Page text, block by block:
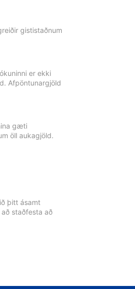
gististaðnum
er ekki
Afpöntunargjöld
gæti
öll aukagjöld.
þitt ásamt
staðfesta að